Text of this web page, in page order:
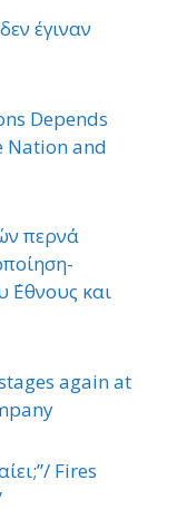
έγιναν
Depends
Nation and
περνά
και
again at
Fires